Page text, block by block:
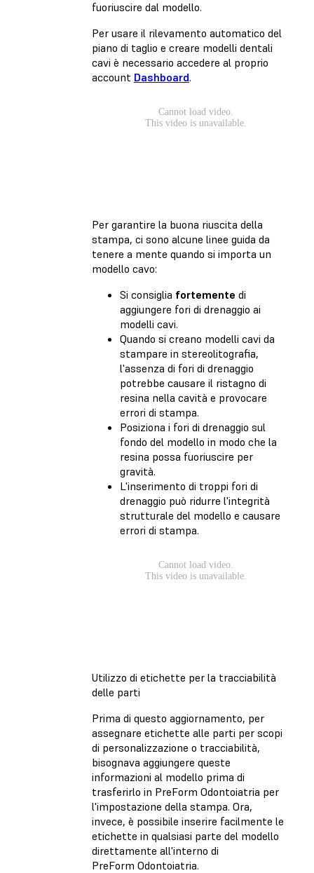
fuoriuscire dal modello.
Per usare il rilevamento automatico del
piano di taglio e creare modelli dentali
cavi è necessario accedere al proprio
account Dashboard.
Per garantire la buona riuscita della
stampa, ci sono alcune linee guida da
tenere a mente quando si importa un
modello cavo:
Si consiglia fortemente di
aggiungere fori di drenaggio ai
modelli cavi.
Quando si creano modelli cavi da
stampare in stereolitografia,
l'assenza di fori di drenaggio
potrebbe causare il ristagno di
resina nella cavità e provocare
errori di stampa.
Posiziona i fori di drenaggio sul
fondo del modello in modo che la
resina possa fuoriuscire per
gravità.
L'inserimento di troppi fori di
drenaggio può ridurre l'integrità
strutturale del modello e causare
errori di stampa.
Utilizzo di etichette per la tracciabilità
delle parti
Prima di questo aggiornamento, per
assegnare etichette alle parti per scopi
di personalizzazione o tracciabilità,
bisognava aggiungere queste
informazioni al modello prima di
trasferirlo in PreForm Odontoiatria per
l'impostazione della stampa. Ora,
invece, è possibile inserire facilmente le
etichette in qualsiasi parte del modello
direttamente all'interno di
PreForm Odontoiatria.